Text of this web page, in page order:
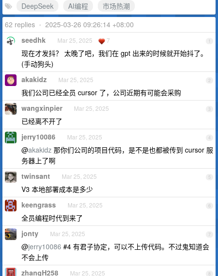
DeepSeek
AI编程
市场热潮
62 replies • 2025-03-26 09:26:14 +08:00
1
seedhk Mar 25, 2025 7
现在才发抖？ 太晚了吧，我们在 gpt 出来的时候就开始抖了。
(手动狗头)
2
akakidz Mar 25, 2025
我们公司已经全员 cursor 了，公司近期有可能会采购
3
wangxinpier Mar 25, 2025
已经离不开了
4
jerry10086 Mar 25, 2025
@akakidz 那你们公司的项目代码，是不是也都被传到 cursor 服
务器上了啊
5
twinsant Mar 25, 2025
V3 本地部署成本是多少
6
keengrass Mar 25, 2025
全员编程时代到来了
7
jonty Mar 25, 2025
@jerry10086 #4 有君子协定，可以不上传代码。不过鬼知道会
不会上传
8
zhangH258 Mar 25, 2025